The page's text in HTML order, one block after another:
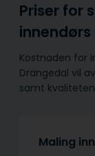
Priser for
Kostnaden for
Drangedal vil
samt
Maling